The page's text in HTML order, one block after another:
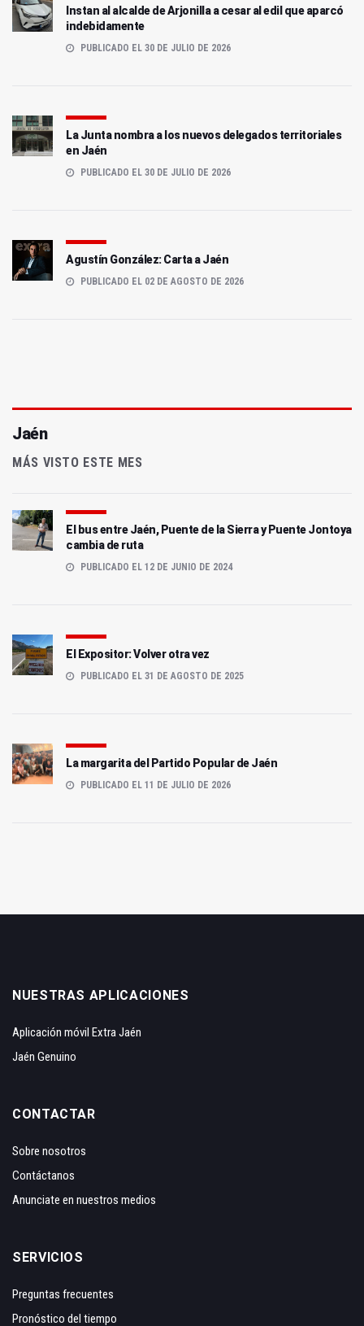
Instan al alcalde de Arjonilla a cesar al edil que aparcó
indebidamente
PUBLICADO EL 30 DE JULIO DE 2026
La Junta nombra a los nuevos delegados territoriales
en Jaén
PUBLICADO EL 30 DE JULIO DE 2026
Agustín González: Carta a Jaén
PUBLICADO EL 02 DE AGOSTO DE 2026
Jaén
MÁS VISTO ESTE MES
El bus entre Jaén, Puente de la Sierra y Puente Jontoya
cambia de ruta
PUBLICADO EL 12 DE JUNIO DE 2024
El Expositor: Volver otra vez
PUBLICADO EL 31 DE AGOSTO DE 2025
La margarita del Partido Popular de Jaén
PUBLICADO EL 11 DE JULIO DE 2026
NUESTRAS APLICACIONES
Aplicación móvil Extra Jaén
Jaén Genuino
CONTACTAR
Sobre nosotros
Contáctanos
Anunciate en nuestros medios
SERVICIOS
Preguntas frecuentes
Pronóstico del tiempo